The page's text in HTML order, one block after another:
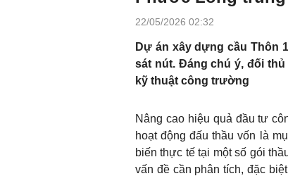
22/05/2026 02:32
Dự án xây dựng cầu Thôn
sát nút. Đáng chú ý, đối
kỹ thuật công trường
Nâng cao hiệu quả đầu tư
hoạt động đấu thầu vốn là
biến thực tế tại một số gói
vấn đề cần phân tích, đặc